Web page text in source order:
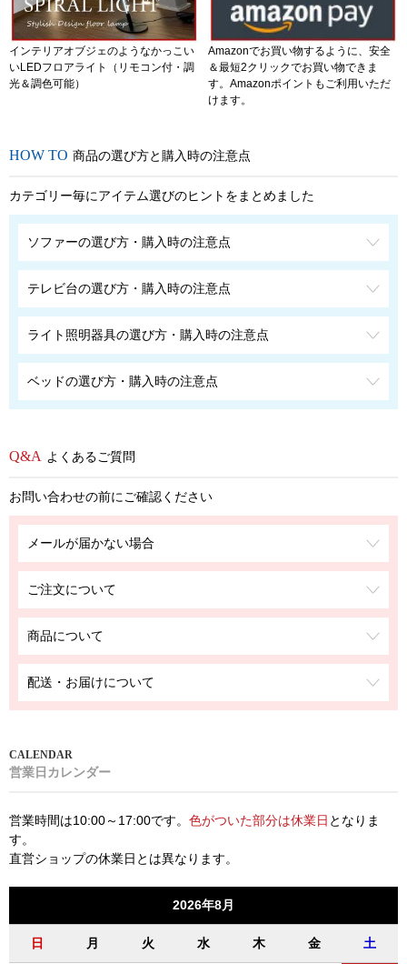
インテリアオブジェのようなかっこい
いLEDフロアライト（リモコン付・調
光＆調色可能）
Amazonでお買い物するように、安全
＆最短2クリックでお買い物できま
す。Amazonポイントもご利用いただ
けます。
商品の選び方と購入時の注意点
カテゴリー毎にアイテム選びのヒントをまとめました
ソファーの選び方・購入時の注意点
テレビ台の選び方・購入時の注意点
ライト照明器具の選び方・購入時の注意点
ベッドの選び方・購入時の注意点
よくあるご質問
お問い合わせの前にご確認ください
メールが届かない場合
ご注文について
商品について
配送・お届けについて
営業日カレンダー
営業時間は10:00～17:00です。 色がついた部分は休業日 となりま
す。
直営ショップの休業日とは異なります。
2026年8月
日 月 火 水 木 金 土